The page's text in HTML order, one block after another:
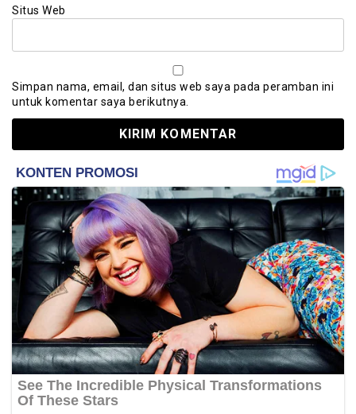
Situs Web
Simpan nama, email, dan situs web saya pada peramban ini
untuk komentar saya berikutnya.